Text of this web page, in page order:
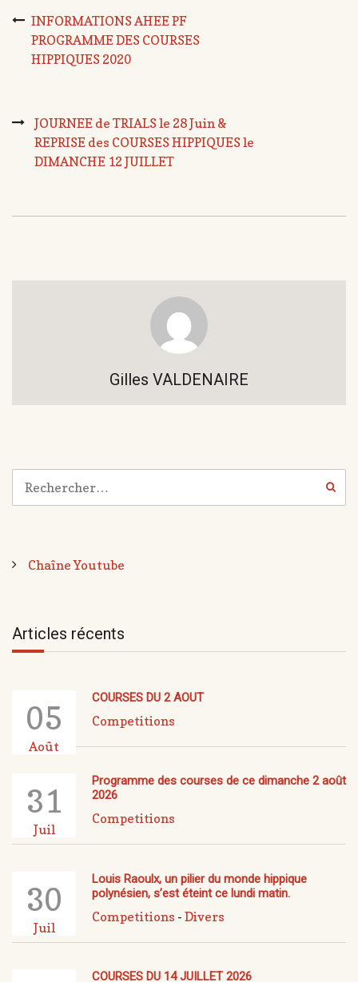
INFORMATIONS AHEE PF
PROGRAMME DES COURSES
HIPPIQUES 2020
JOURNEE de TRIALS le 28 Juin &
REPRISE des COURSES HIPPIQUES le
DIMANCHE 12 JUILLET
Gilles VALDENAIRE
Chaîne Youtube
Articles récents
05
Août
COURSES DU 2 AOUT
Competitions
31
Juil
Programme des courses de ce dimanche 2 août
2026
Competitions
30
Juil
Louis Raoulx, un pilier du monde hippique
polynésien, s’est éteint ce lundi matin.
Competitions - Divers
COURSES DU 14 JUILLET 2026